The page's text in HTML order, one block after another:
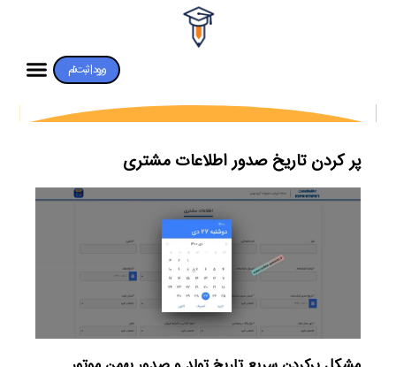
ورود | ثبت‌نام
پر کردن تاریخ صدور اطلاعات مشتری